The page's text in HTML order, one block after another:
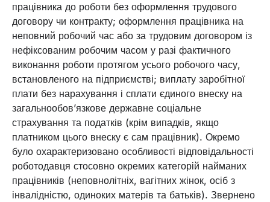
працівника до роботи без оформлення трудового
договору чи контракту; оформлення працівника на
неповний робочий час або за трудовим договором із
нефіксованим робочим часом у разі фактичного
виконання роботи протягом усього робочого часу,
встановленого на підприємстві; виплату заробітної
плати без нарахування і сплати єдиного внеску на
загальнообов’язкове державне соціальне
страхування та податків (крім випадків, якщо
платником цього внеску є сам працівник). Окремо
було охарактеризовано особливості відповідальності
роботодавця стосовно окремих категорій найманих
працівників (неповнолітніх, вагітних жінок, осіб з
інвалідністю, одиноких матерів та батьків). Звернено